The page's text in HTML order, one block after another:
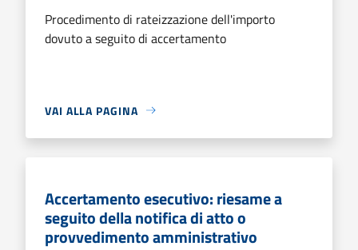
Procedimento di rateizzazione dell'importo
dovuto a seguito di accertamento
VAI ALLA PAGINA
Accertamento esecutivo: riesame a
seguito della notifica di atto o
provvedimento amministrativo